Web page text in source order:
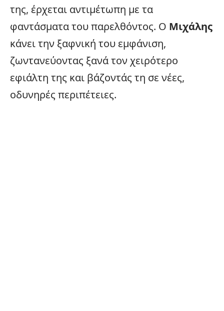
της, έρχεται αντιμέτωπη με τα
φαντάσματα του παρελθόντος. Ο Μιχάλης
κάνει την ξαφνική του εμφάνιση,
ζωντανεύοντας ξανά τον χειρότερο
εφιάλτη της και βάζοντάς τη σε νέες,
οδυνηρές περιπέτειες.